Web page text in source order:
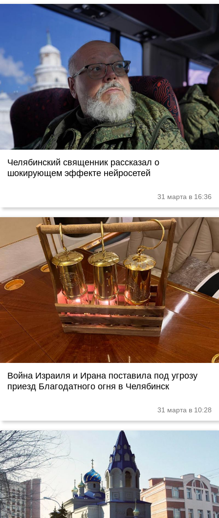
Челябинский священник рассказал о
шокирующем эффекте нейросетей
31 марта в 16:36
Война Израиля и Ирана поставила под угрозу
приезд Благодатного огня в Челябинск
31 марта в 10:28